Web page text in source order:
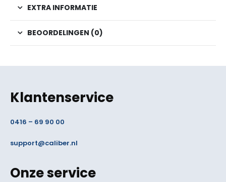
EXTRA INFORMATIE
BEOORDELINGEN (0)
Klantenservice
0416 – 69 90 00
support@caliber.nl
Onze service